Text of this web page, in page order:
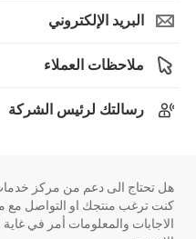
البريد الإلكتروني
ملاحظات العملاء
رسالتك لرئيس الشركة
هل تحتاج الى دعم من مركز
كنت ترغب منتجك او التواصل
الاجابات والمعلومات أمر في